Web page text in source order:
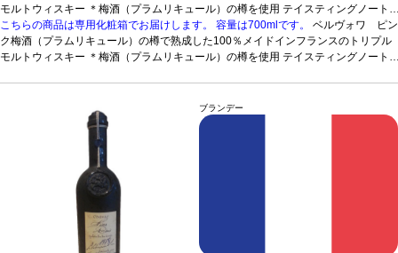
モルトウィスキー ＊梅酒（プラムリキュール）の樽を使用 テイスティングノート
プラムリキュールの樽に由来する完熟した梅の香りの中からミラベルやアプリコッ
トを思わせるフルーティーな香りを示す。凝縮したプラムを思わせる濃厚な飲み
口、マーマレードのようなキレのある酸味や杏仁のような華やかな余韻の後味へと
こちらの商品は専用化粧箱でお届けします。 容量は700mlです。
ベルヴォワ ピン
ク梅酒（プラムリキュール）の樽で熟成した100％メイドインフランスのトリプル
モルトウィスキー ＊梅酒（プラムリキュール）の樽を使用 テイスティングノート
口、マーマレードのようなキレのある酸味や杏仁のような華やかな余韻の後味へと
ブランデー